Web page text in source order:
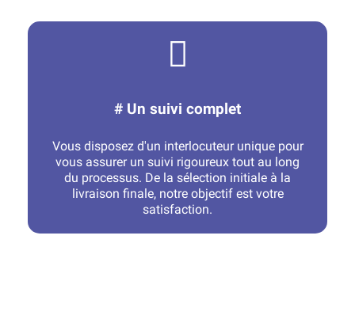
# Un suivi complet
Vous disposez d'un interlocuteur unique pour
vous assurer un suivi rigoureux tout au long
du processus. De la sélection initiale à la
livraison finale, notre objectif est votre
satisfaction.